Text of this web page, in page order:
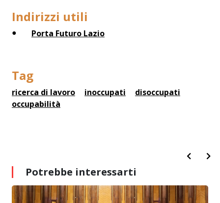
Indirizzi utili
Porta Futuro Lazio
Tag
ricerca di lavoro inoccupati
disoccupati
occupabilità
Potrebbe interessarti